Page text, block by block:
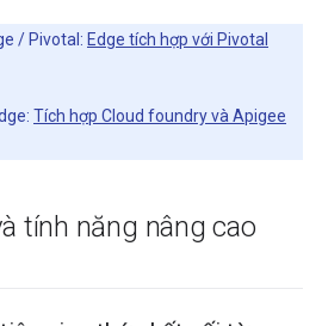
/ Pivotal: Edge tích hợp với Pivotal
Tích hợp Cloud foundry và Apigee
tính năng nâng cao